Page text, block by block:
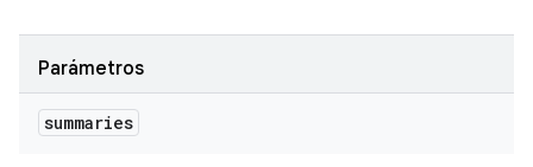
Parámetros
summaries